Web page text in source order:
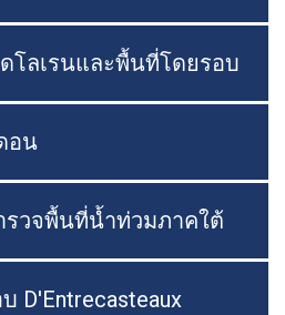
โลเรนและพื้นที่โดยรอบ
อน
รวจพื้นที่น้ำท่วมภาคใต้
D'Entrecasteaux